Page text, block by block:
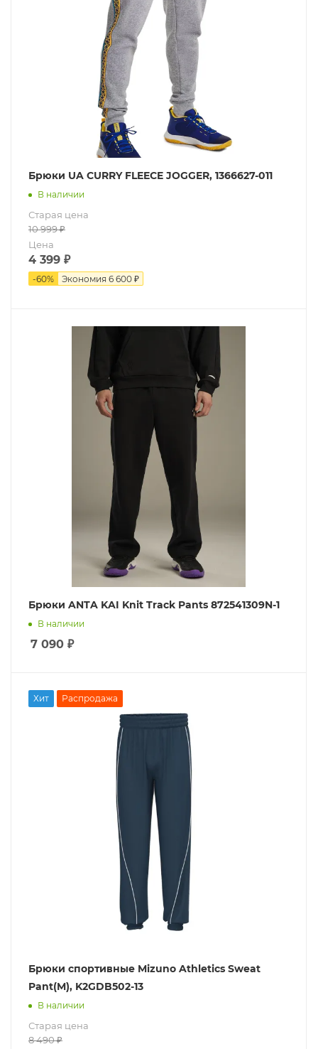
Брюки UA CURRY FLEECE JOGGER, 1366627-011
В наличии
Старая цена
10 999₽
Цена
4 399 ₽
-60% Экономия 6 600 ₽
Брюки ANTA KAI Knit Track Pants 872541309N-1
В наличии
7 090 ₽
Хит Распродажа
Брюки спортивные Mizuno Athletics Sweat
Pant(M), K2GDB502-13
В наличии
Старая цена
8 490₽